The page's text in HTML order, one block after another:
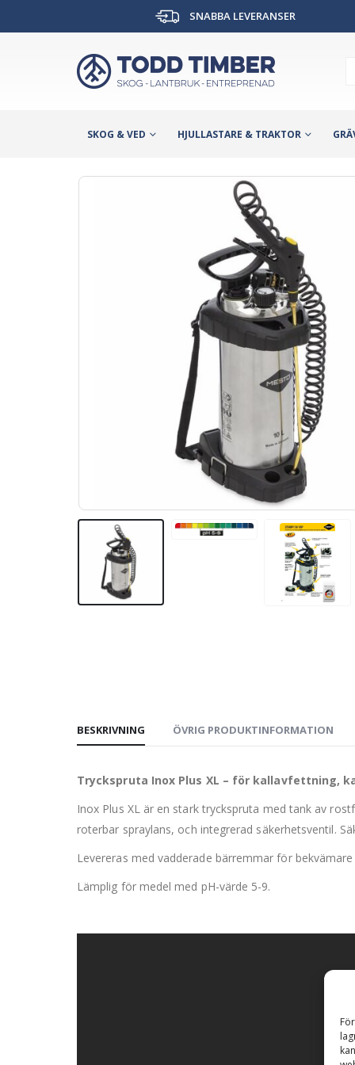
SNABBA LEVERANSER
SKOG & VED HJULLASTARE & TRAKTOR
BESKRIVNING ÖVRIG PRODUKTINFORMATION
Tryckspruta Inox Plus XL – för kallavfettning,
Inox Plus XL är en stark tryckspruta med tank av
roterbar spraylans, och integrerad säkerhetsventil.
Levereras med vadderade bärremmar för
Lämplig för medel med pH-värde 5-9.